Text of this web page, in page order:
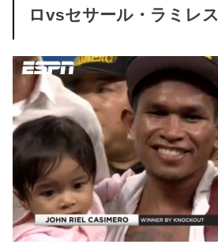
ロvsセサール・ラミレス